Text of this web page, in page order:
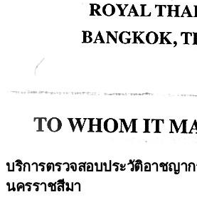
บริการตรวจสอบประวัติอาชญา
นครราชสีมา